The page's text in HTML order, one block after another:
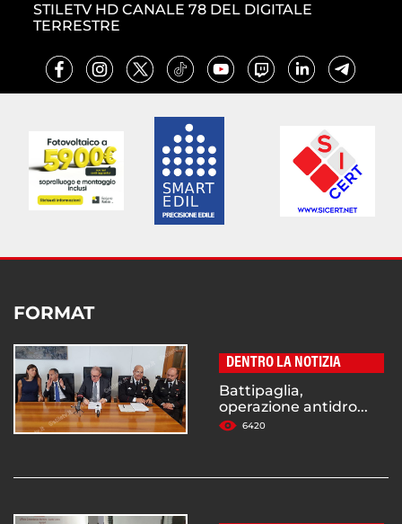
STILETV HD CANALE 78 DEL DIGITALE
TERRESTRE
FORMAT
DENTRO LA NOTIZIA
Battipaglia,
operazione antidro...
6420